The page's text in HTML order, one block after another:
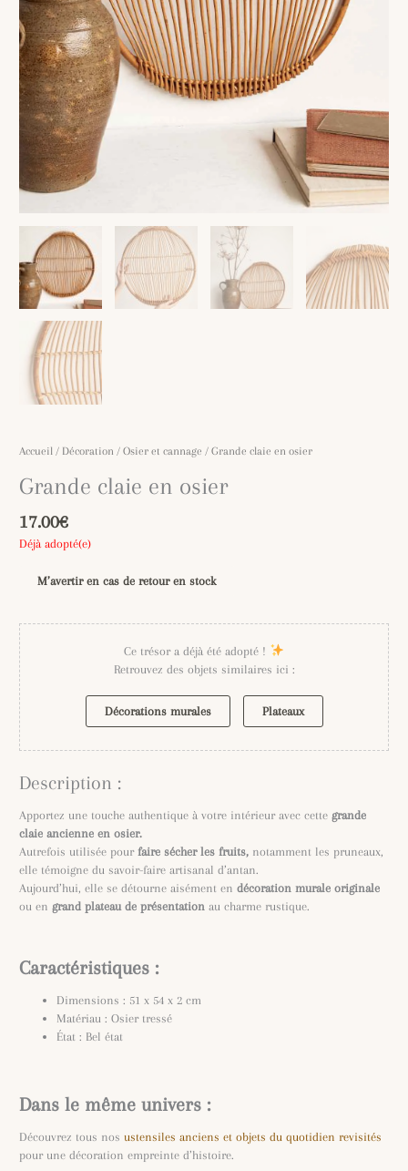
Accueil / Décoration /Osier et cannage / Grande claie en osier
Grande claie en osier
17.00€
Déjà adopté(e)
M’avertir en cas de retour en stock
Ce trésor a déjà été adopté !
Retrouvez des objets similaires ici :
Décorations murales Plateaux
Description :
Apportez une touche authentique à votre intérieur avec cettegrande
claie ancienne en osier.
Autrefois utilisée pourfaire sécher les fruits, notamment les pruneaux,
elle témoigne du savoir-faire artisanal d’antan.
Aujourd’hui, elle se détourne aisément endécoration murale originale
ou engrand plateau de présentation au charme rustique.
Caractéristiques :
Dimensions : 51 x 54 x 2 cm
Matériau : Osier tressé
État : Bel état
Dans le même univers :
Découvrez tous nosustensiles anciens et objets du quotidien revisités
pour une décoration empreinte d’histoire.